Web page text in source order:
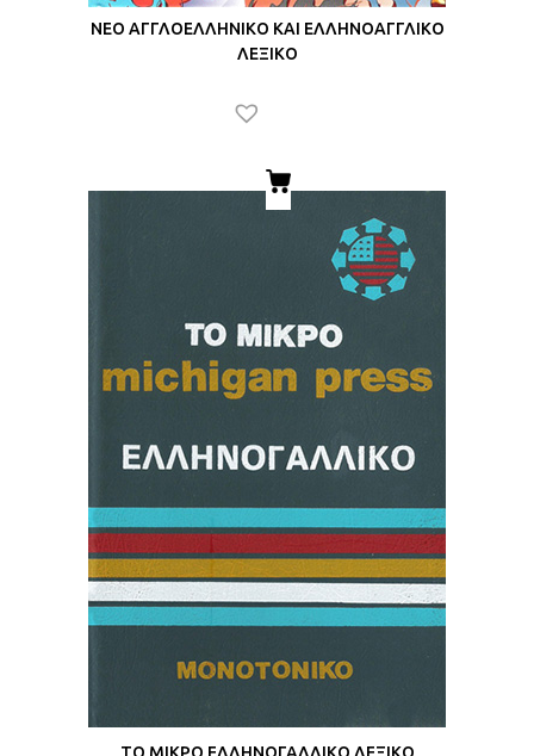
ΝΕΟ ΑΓΓΛΟΕΛΛΗΝΙΚΟ ΚΑΙ ΕΛΛΗΝΟΑΓΓΛΙΚΟ
ΛΕΞΙΚΟ